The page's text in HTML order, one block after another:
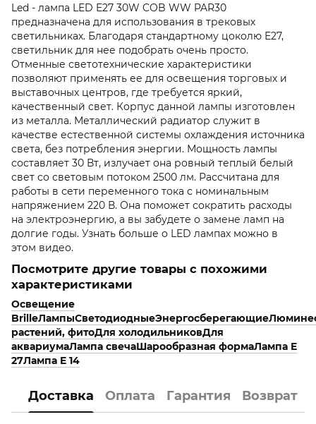
Led - лампа LED E27 30W COB WW PAR30
предназначена для использования в трековых
светильниках. Благодаря стандартному цоколю Е27,
светильник для нее подобрать очень просто.
Отменные светотехнические характеристики
позволяют применять ее для освещения торговых и
выставочных центров, где требуется яркий,
качественный свет. Корпус данной лампы изготовлен
из металла. Металлический радиатор служит в
качестве естественной системы охлаждения источника
света, без потребления энергии. Мощность лампы
составляет 30 Вт, излучает она ровный теплый белый
свет со световым потоком 2500 лм. Рассчитана для
работы в сети переменного тока с номинальным
напряжением 220 В. Она поможет сократить расходы
на электроэнергию, а вы забудете о замене ламп на
долгие годы. Узнать больше о LED лампах можно в
этом видео.
Посмотрите другие товары с похожими
характеристиками
Освещение
BrilleЛампыСветодиодныеЭнергосберегающие
растений, фитоДля холодильниковДля
аквариумаЛампа свечаШарообразная формаЛампа E
27Лампа E 14
Доставка Оплата Гарантия Возврат